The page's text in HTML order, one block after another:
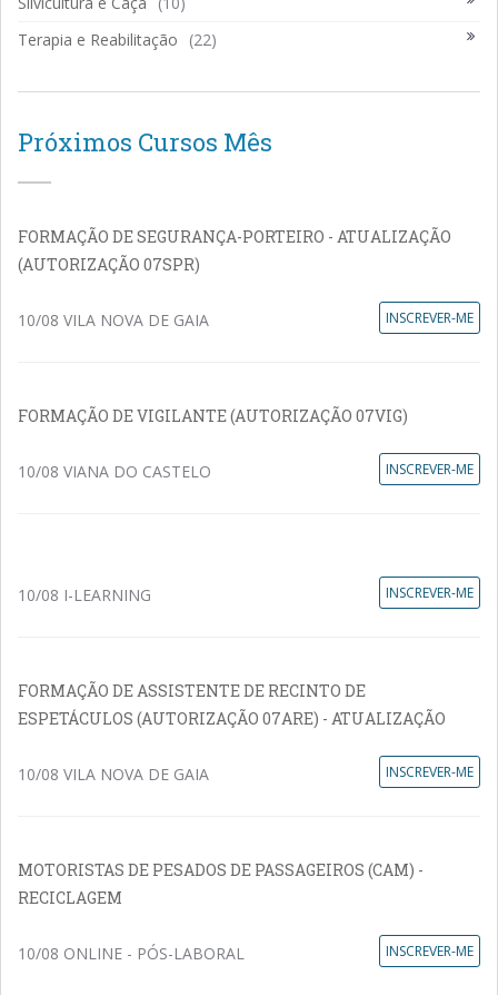
Terapia e Reabilitação
(22)
Próximos Cursos Mês
FORMAÇÃO DE SEGURANÇA-PORTEIRO - ATUALIZAÇÃO
(AUTORIZAÇÃO 07SPR)
10/08 VILA NOVA DE GAIA INSCREVER-ME
FORMAÇÃO DE VIGILANTE (AUTORIZAÇÃO 07VIG)
10/08 VIANA DO CASTELO INSCREVER-ME
10/08 I-LEARNING INSCREVER-ME
FORMAÇÃO DE ASSISTENTE DE RECINTO DE
ESPETÁCULOS (AUTORIZAÇÃO 07ARE) - ATUALIZAÇÃO
10/08 VILA NOVA DE GAIA INSCREVER-ME
MOTORISTAS DE PESADOS DE PASSAGEIROS (CAM) -
RECICLAGEM
10/08 ONLINE - PÓS-LABORAL INSCREVER-ME